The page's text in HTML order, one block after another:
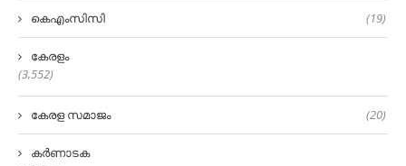
കെഎംസിസി (19)
കേരളം
(3,552)
കേരള സമാജം (20)
കർണാടക